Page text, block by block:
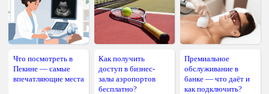
Что посмотреть в
Пекине — самые
впечатляющие места
Как получить
доступ в бизнес-
залы аэропортов
бесплатно?
Премиальное
обслуживание в
банке — что даёт и
как подключить?